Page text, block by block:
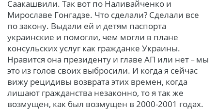
Саакашвили. Так вот по Наливайченко и
Мирославе Гонгадзе. Что сделали? Сделали все
по закону. Выдали ей и детям паспорта
украинские и помогли, чем могли в плане
консульских услуг как гражданке Украины.
Нравится она президенту и главе АП или нет – мы
это из голов своих выбросили. И когда я сейчас
вижу рецидивы возврата этих времен, когда
лишают гражданства незаконно, то я так же
возмущен, как был возмущен в 2000-2001 годах.